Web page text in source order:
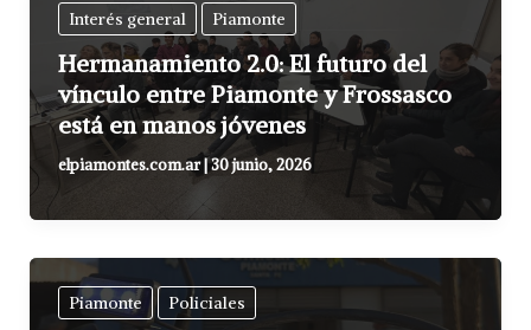
Interés general Piamonte
Hermanamiento 2.0: El futuro del
vínculo entre Piamonte y Frossasco
está en manos jóvenes
elpiamontes.com.ar|30 junio, 2026
Piamonte Policiales